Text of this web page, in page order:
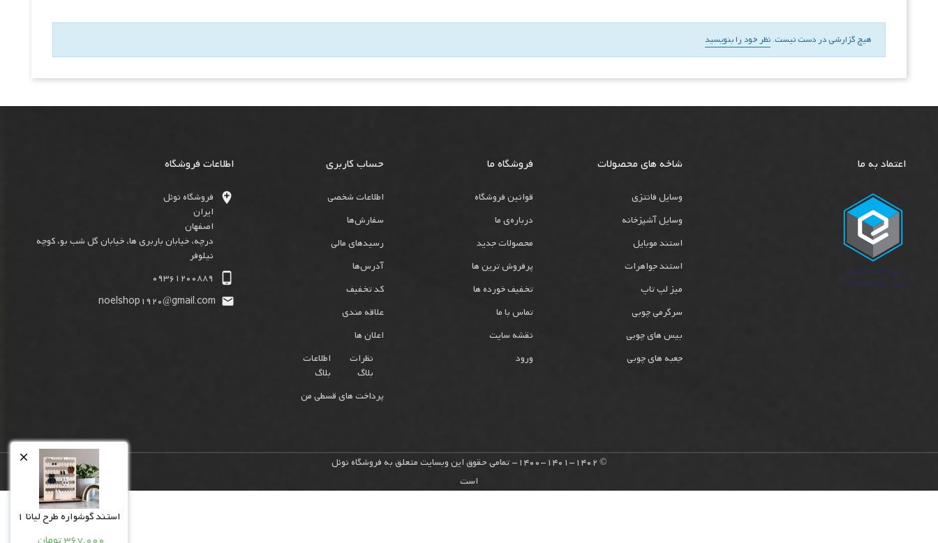

استند گوشواره طرح لیانا 1
هیچ گزارشی در دست نیست. نظر خود را بنویسید
اعتماد به ما شاخه های محصولات
وسایل فانتزی
وسایل آشپزخانه
استند موبایل
استند جواهرات
میز لپ تاپ
سرگرمی چوبی
بیس های چوبی
جعبه های چوبی
فروشگاه ما
قوانین فروشگاه
درباره‌ی ما
محصولات جدید
پرفروش ترین ها
تخفیف خورده ها
تماس با ما
نقشه سایت
ورود
حساب کاربری
اطلاعات شخصی
سفارش‌ها
رسیدهای مالی
آدرس‌ها
کد تخفیف
علاقه مندی
اعلان ها
نظرات
بلاگ
اطلاعات
بلاگ
پرداخت های قسطی من
اطلاعات فروشگاه

فروشگاه نوئل
ایران
اصفهان
درچه، خیابان باربری ها، خیابان گل شب بو، کوچه
نیلوفر

09361200889

noelshop1920@gmail.com
© 1400-1401-1402- تمامی حقوق این وبسایت متعلق به فروشگاه نوئل
است